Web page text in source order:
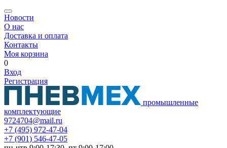
Новости
О нас
Доставка и оплата
Контакты
Моя корзина
0
Вход
Регистрация
промышленные
комплектующие
9724704@mail.ru
+7 (495) 972-47-04
+7 (901) 546-47-05